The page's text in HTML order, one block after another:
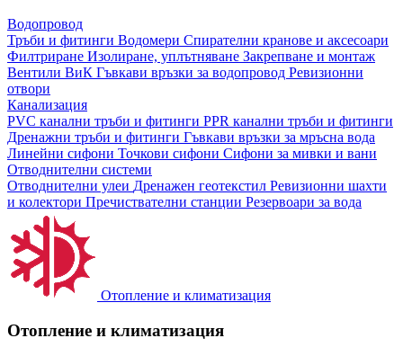
Водопровод
Тръби и фитинги Водомери Спирателни кранове и аксесоари
Филтриране Изолиране, уплътняване Закрепване и монтаж
Вентили ВиК Гъвкави връзки за водопровод Ревизионни
отвори
Канализация
PVC канални тръби и фитинги PPR канални тръби и фитинги
Дренажни тръби и фитинги Гъвкави връзки за мръсна вода
Линейни сифони Точкови сифони Сифони за мивки и вани
Отводнителни системи
Отводнителни улеи Дренажен геотекстил Ревизионни шахти
и колектори Пречиствателни станции Резервоари за вода
Отопление и климатизация
Отопление и климатизация